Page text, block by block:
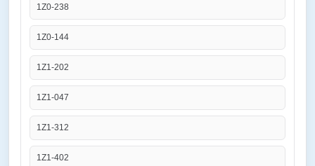
1Z0-238
1Z0-144
1Z1-202
1Z1-047
1Z1-312
1Z1-402